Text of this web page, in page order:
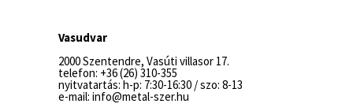
Vasudvar
2000 Szentendre, Vasúti villasor 17.
telefon: +36 (26) 310-355
nyitvatartás: h-p: 7:30-16:30 / szo: 8-13
e-mail: info@metal-szer.hu